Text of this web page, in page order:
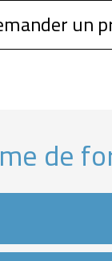
un
de